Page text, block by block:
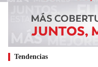
Tendencias